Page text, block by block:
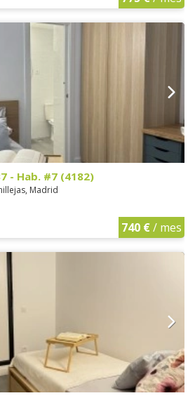
- Hab. #7 (4182)
Madrid
740 €/ mes